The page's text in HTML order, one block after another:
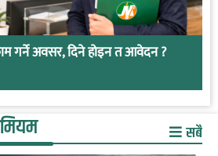
गर्ने अवसर, दिने होइन त आवेदन ?
सबै